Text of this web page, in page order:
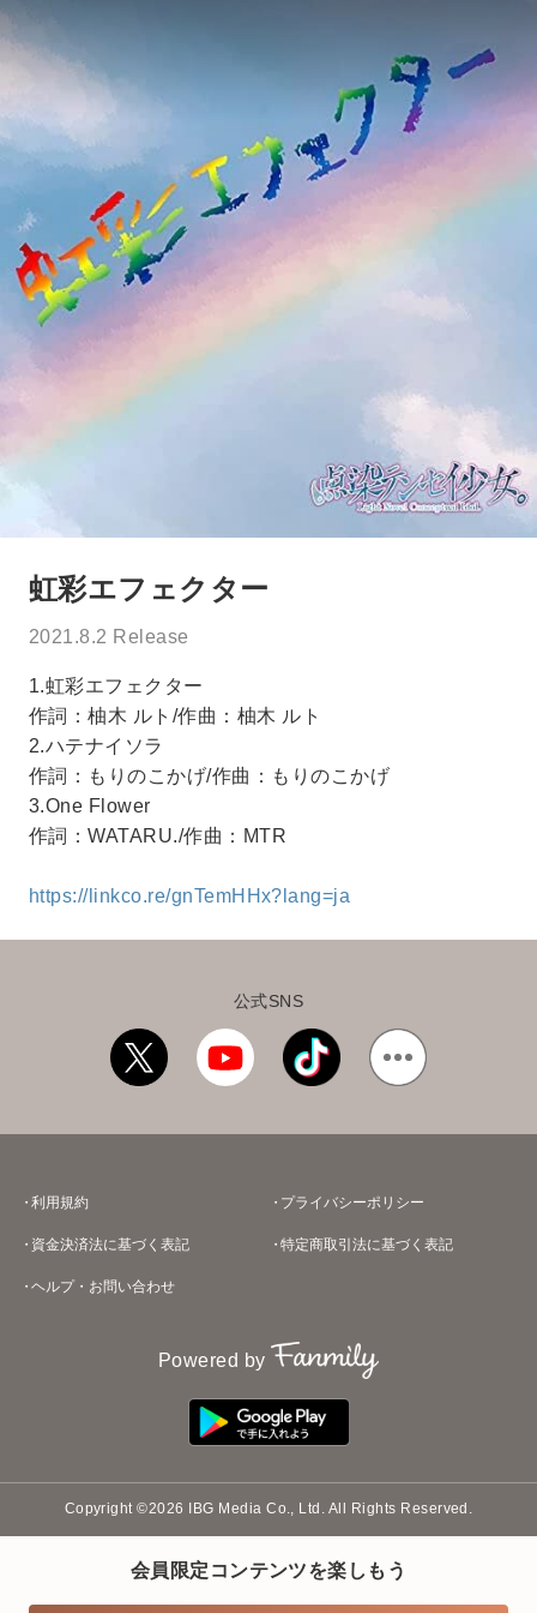
虹彩エフェクター
2021.8.2 Release
1.虹彩エフェクター
作詞：柚木 ルト/作曲：柚木 ルト
2.ハテナイソラ
作詞：もりのこかげ/作曲：もりのこかげ
3.One Flower
作詞：WATARU./作曲：MTR
https://linkco.re/gnTemHHx?lang=ja
会員限定コンテンツを楽しもう
公式SNS
利用規約 プライバシーポリシー
資金決済法に基づく表記 特定商取引法に基づく表記
ヘルプ・お問い合わせ
Powered by
Copyright ©2026 IBG Media Co., Ltd. All Rights Reserved.